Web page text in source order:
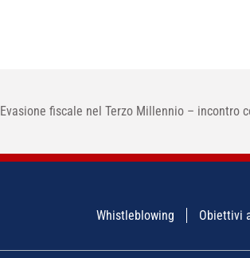
Evasione fiscale nel Terzo Millennio – incontro
Whistleblowing Obiettivi